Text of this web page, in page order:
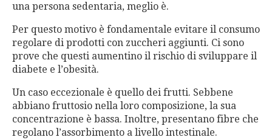
una persona sedentaria, meglio è.
Per questo motivo è fondamentale evitare il consumo
regolare di prodotti con zuccheri aggiunti. Ci sono
prove che questi aumentino il rischio di sviluppare il
diabete e l’obesità.
Un caso eccezionale è quello dei frutti. Sebbene
abbiano fruttosio nella loro composizione, la sua
concentrazione è bassa. Inoltre, presentano fibre che
regolano l’assorbimento a livello intestinale.